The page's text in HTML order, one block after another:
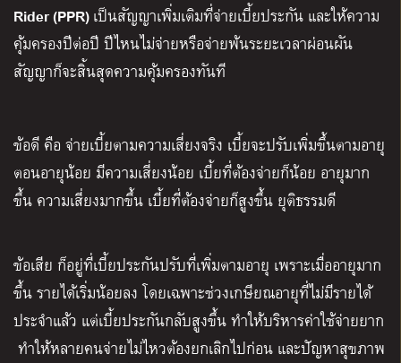
Rider (PPR)เป็นสัญญาเพิ่มเติมที่จ่ายเบี้ยประกัน และให้ความ
คุ้มครองปีต่อปี ปีไหนไม่จ่ายหรือจ่ายพ้นระยะเวลาผ่อนผัน
สัญญาก็จะสิ้นสุดความคุ้มครองทันที
ข้อดี คือ จ่ายเบี้ยตามความเสี่ยงจริง เบี้ยจะปรับเพิ่มขึ้นตามอายุ
ตอนอายุน้อย มีความเสี่ยงน้อย เบี้ยที่ต้องจ่ายก็น้อย อายุมาก
ขึ้น ความเสี่ยงมากขึ้น เบี้ยที่ต้องจ่ายก็สูงขึ้น ยุติธรรมดี
ข้อเสีย ก็อยู่ที่เบี้ยประกันปรับที่เพิ่มตามอายุ เพราะเมื่ออายุมาก
ขึ้น รายได้เริ่มน้อยลง โดยเฉพาะช่วงเกษียณอายุที่ไม่มีรายได้
ประจำแล้ว แต่เบี้ยประกันกลับสูงขึ้น ทำให้บริหารค่าใช้จ่ายยาก
ทำให้หลายคนจ่ายไม่ไหวต้องยกเลิกไปก่อน และปัญหาสุขภาพ